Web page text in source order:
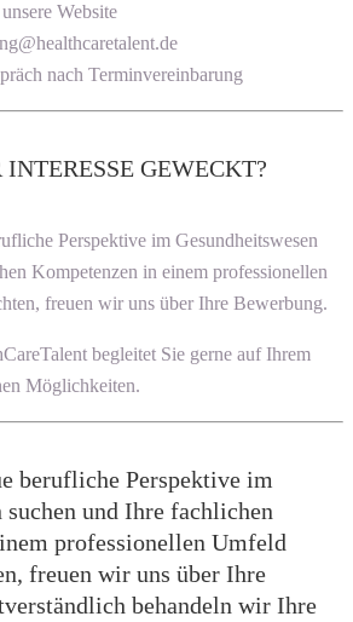
Website
nach Terminvereinbarung
GEWECKT?
Perspektive im Gesundheitswesen
Kompetenzen in einem professionellen
freuen wir uns über Ihre Bewerbung.
begleitet Sie gerne auf Ihrem
Möglichkeiten.
berufliche Perspektive im
suchen und Ihre fachlichen
professionellen Umfeld
freuen wir uns über Ihre
behandeln wir Ihre